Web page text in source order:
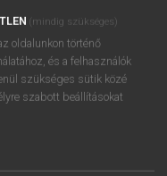
(mindig szükséges)
oldalunkon történő
és a felhasználók
szükséges sütik közé
szabott beállításokat